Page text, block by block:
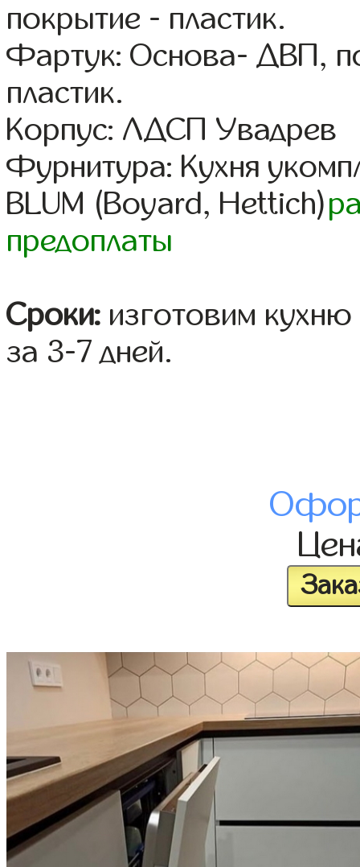
покрытие - пластик.
Фартук: Основа- ДВП,
пластик.
Корпус: ЛДСП Увадрев
Фурнитура: Кухня
BLUM (Boyard, Hettich)
предоплаты
Сроки: изготовим
за 3-7 дней.